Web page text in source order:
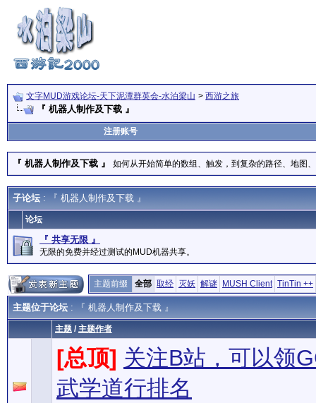
文字MUD游戏论坛-天下泥潭群英会-水泊梁山 > 西游之旅
『 机器人制作及下载 』
注册账号
『 机器人制作及下载 』 如何从开始简单的数组、触发，到复杂的路径、地图
子论坛 : 『 机器人制作及下载 』
论坛
『 共享无限 』
无限的免费并经过测试的MUD机器共享。
主题前缀 全部 取经 灭妖 解谜 MUSH Client TinTin ++
主题位于论坛 : 『 机器人制作及下载 』
主题 / 主题作者
[总顶] 关注B站，可以领
武学道行排名